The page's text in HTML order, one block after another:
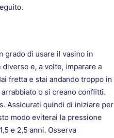
grado di usare il vasino in
e, a volte, imparare a
fretta e stai andando troppo in
o si creano conflitti.
Assicurati quindi di iniziare per
modo eviterai la pressione
e 2,5 anni. Osserva